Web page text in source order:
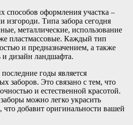
способов оформления участка –
изгороди. Типа забора сегодня
металлические, использование
пластмассовые. Каждый тип
и предназначением, а также
и дизайн ландшафта.
годы является
заборов. Это связано с тем, что
и естественной красотой.
можно легко украсить
добавит оригинальности вашей